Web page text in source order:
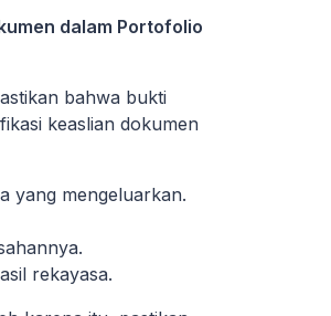
dalam Portofolio
bahwa bukti
keaslian dokumen
yang mengeluarkan.
rekayasa.